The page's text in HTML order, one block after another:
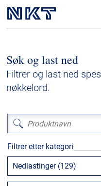
Kabelservice
Lavspenning
Referanser
Søk og last ned
Filtrer og last ned
nøkkelord.
Filtrer etter kategori
Nedlastinger (129)